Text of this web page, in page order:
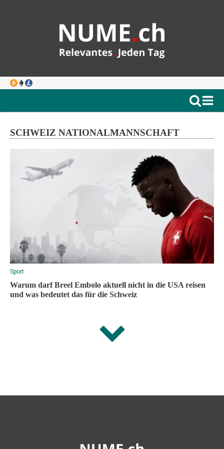
SCHWEIZ NATIONALMANNSCHAFT
Sport
Warum darf Breel Embolo aktuell nicht in die USA reisen
und was bedeutet das für die Schweiz